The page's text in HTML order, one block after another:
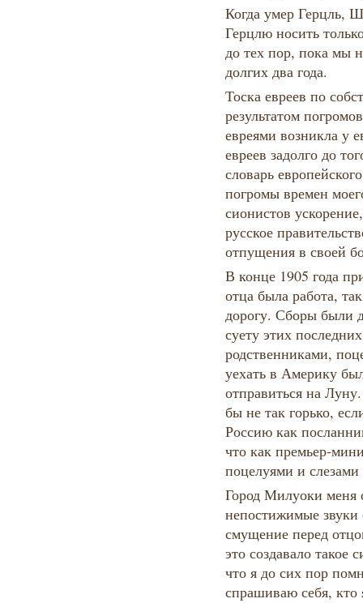
Когда умер Герцль,
Герцлю носить
до тех пор, пока мы
долгих два года.
Тоска евреев по
результатом
евреями возникла у
евреев задолго до
словарь
погромы времен
сионистов
русское
отпущения в своей
В конце 1905 года
отца была работа,
дорогу. Сборы были
суету этих
родственниками,
уехать в Америку
отправиться на
бы не так горько,
Россию как
что как премьер-
поцелуями и
Город Милуоки
непостижимые звуки
смущение перед
это создавало такое
что я до сих пор
спрашиваю себя, кто